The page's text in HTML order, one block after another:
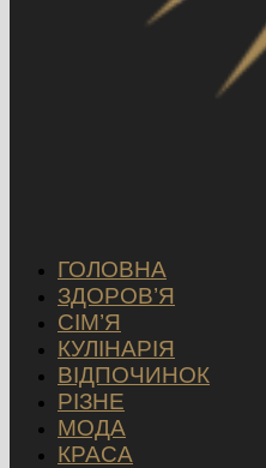
ГОЛОВНА
ЗДОРОВ’Я
СІМ’Я
КУЛІНАРІЯ
ВІДПОЧИНОК
РІЗНЕ
МОДА
КРАСА